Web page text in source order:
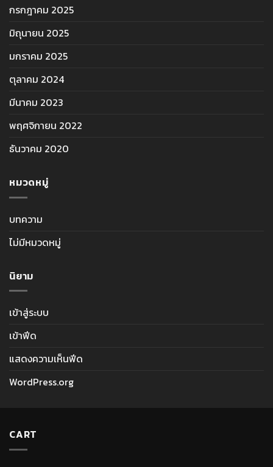
กรกฎาคม 2025
มิถุนายน 2025
มกราคม 2025
ตุลาคม 2024
มีนาคม 2023
พฤศจิกายน 2022
ธันวาคม 2020
หมวดหมู่
บทความ
ไม่มีหมวดหมู่
นิยาม
เข้าสู่ระบบ
เข้าฟีด
แสดงความเห็นฟีด
WordPress.org
CART